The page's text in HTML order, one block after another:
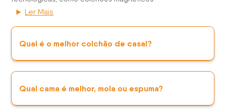
Ler Mais
Qual é o melhor colchão de casal?
Qual cama é melhor, mola ou espuma?